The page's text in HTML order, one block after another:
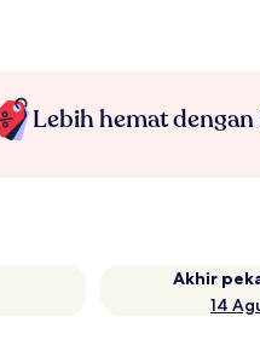
Lebih hemat
Akhir
14